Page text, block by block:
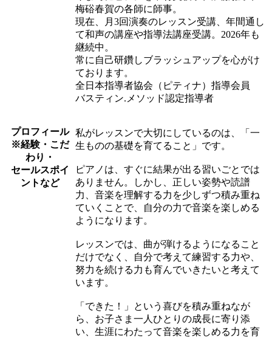
プロフィール
※経験・こだ
わり・
セールスポイ
ントなど
梅硲春賀の各師に師事。
現在、月3回演奏のレッスン受講、年間通し
て和声の講座や指導法講座受講。2026年も
継続中。
常に自己研鑽しブラッシュアップを心がけ
ております。
全日本指導者協会（ピティナ）指導会員
バスティン.メソッド認定指導者
私がレッスンで大切にしているのは、「一
生ものの基礎を育てること」です。
ピアノは、すぐに結果が出る習いごとでは
ありません。しかし、正しい姿勢や読譜
力、音楽を理解する力を少しずつ積み重ね
ていくことで、自分の力で音楽を楽しめる
ようになります。
レッスンでは、曲が弾けるようになること
だけでなく、自分で考えて練習する力や、
努力を続ける力も育んでいきたいと考えて
います。
「できた！」という喜びを積み重ねなが
ら、お子さま一人ひとりの成長に寄り添
い、生涯にわたって音楽を楽しめる力を育